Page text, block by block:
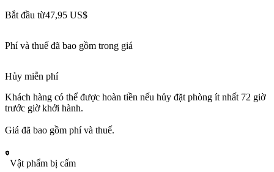
Bắt đầu từ47,95 US$
Phí và thuế đã bao gồm trong giá
Hủy miễn phí
Khách hàng có thể được hoàn tiền nếu hủy đặt phòng ít nhất 72 giờ
trước giờ khởi hành.
Giá đã bao gồm phí và thuế.
Vật phẩm bị cấm